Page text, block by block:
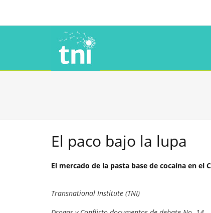
El paco bajo la lupa
El mercado de la pasta base de cocaína en el
Transnational Institute (TNI)